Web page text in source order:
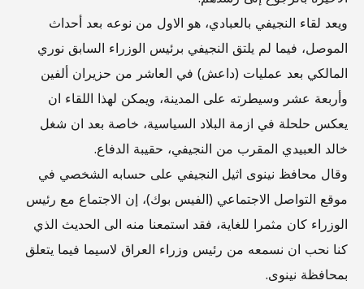
ويعد لقاء النجيفي بالعبادي، هو الاول من نوعه بعد أحداث
الموصل، فيما لم يلتق النجيفي برئيس الوزراء السابق نوري
المالكي بعد عمليات (داعش) في العاشر من حزيران ألفين
وأربعة عشر وسيطرته على المدينة، ويمكن لهذا اللقاء ان
يعكس حلحلة في ازمة البلاد السياسية، خاصة بعد ان شغل
خالد العبيدي المقرب من النجيفي، حقيبة الدفاع.
وقال محافظ نينوى اثيل النجيفي على حسابه الشخصي في
موقع التواصل الاجتماعي (الفيس بوك)، إن الاجتماع مع ‏رئيس
الوزراء كان مثمرا للغاية، فقد استمعنا منه الى الحديث الذي
كنا نحب ان نسمعه من رئيس وزراء ‫‏العراق لاسيما فيما يتعلق
بمحافظة نينوى.